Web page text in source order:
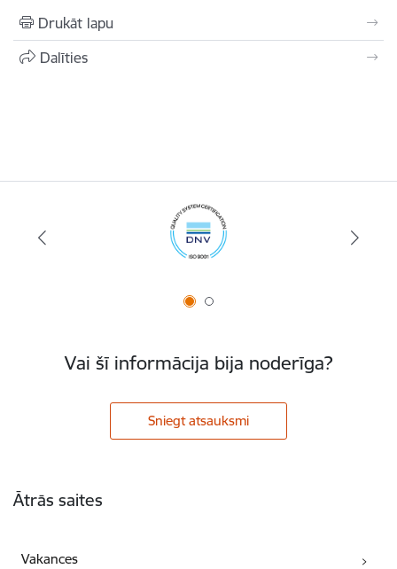
Drukāt lapu
Dalīties
Vai šī informācija bija noderīga?
Sniegt atsauksmi
Ātrās saites
Vakances